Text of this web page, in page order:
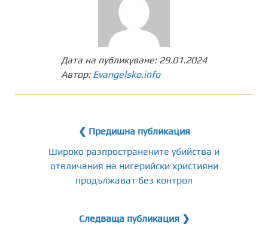
Дата на публикуване: 29.01.2024
Автор: Evangelsko.info
❮ Предишна публикация
Широко разпространените убийства и
отвличания на нигерийски християни
продължават без контрол
Следваща публикация ❯